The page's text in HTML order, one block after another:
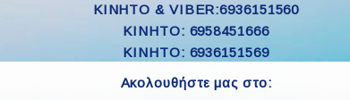
ΚΙΝΗΤΟ & VIBER:6936151560
KINHTO: 6958451666
KINHTO: 6936151569
Ακολουθήστε μας στο: